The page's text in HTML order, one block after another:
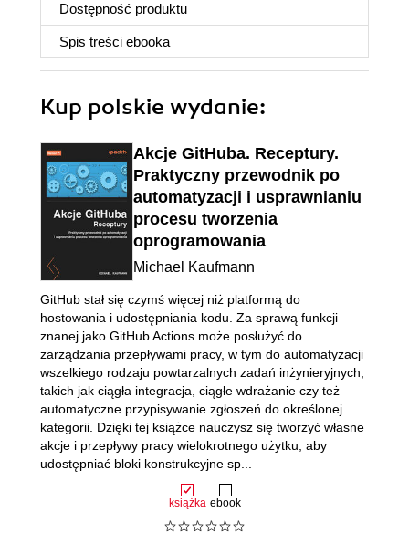
Dostępność produktu
Spis treści ebooka
Kup polskie wydanie:
Akcje GitHuba. Receptury.
Praktyczny przewodnik po
automatyzacji i usprawnianiu
procesu tworzenia
oprogramowania
Michael Kaufmann
książka ebook
GitHub stał się czymś więcej niż platformą do
hostowania i udostępniania kodu. Za sprawą funkcji
znanej jako GitHub Actions może posłużyć do
zarządzania przepływami pracy, w tym do automatyzacji
wszelkiego rodzaju powtarzalnych zadań inżynieryjnych,
takich jak ciągła integracja, ciągłe wdrażanie czy też
automatyczne przypisywanie zgłoszeń do określonej
kategorii. Dzięki tej książce nauczysz się tworzyć własne
akcje i przepływy pracy wielokrotnego użytku, aby
udostępniać bloki konstrukcyjne sp...